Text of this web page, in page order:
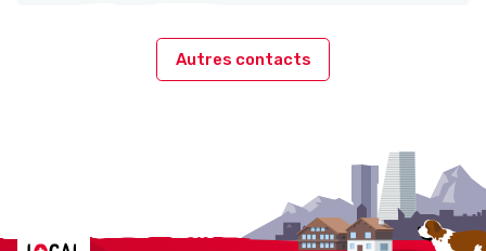
Autres contacts
Localcities